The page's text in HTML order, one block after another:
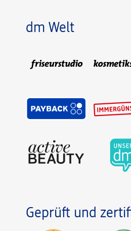
dm Welt
Geprüft und